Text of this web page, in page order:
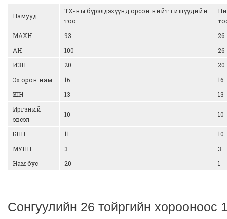
Намууд
ТХ-ны бүрэлдэхүүнд орсон нийт гишүүдийн
тоо
МАХН
93
26
АН
100
26
ИЗН
20
20
Эх орон нам
16
16
ҮШН
13
13
Иргэний
эвсэл
10 10
БНН 11
10
МУНН
3
3
Нам бус
20 1
Сонгуулийн 26 тойргийн хорооноос